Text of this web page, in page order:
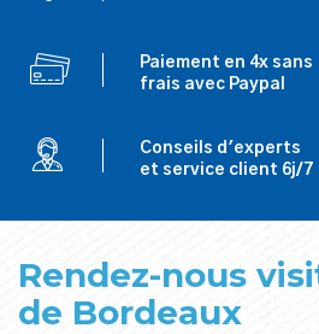
Paiement en 4x sans
frais avec Paypal
Conseils d'experts
et service client 6j/7
Rendez-nous
de Bordeaux